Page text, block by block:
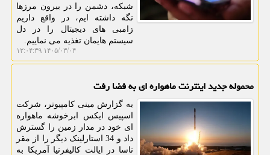
شبکه، دشمن را در بیرون مرزها
نگه داشته ایم، در واقع داریم
زامبی های دیجیتال را در دل
سیستم هایمان تغذیه می نماییم.
۱۴۰۵/۰۳/۰۴ ۱۲:۰۴:۳۹
محموله جدید اینترنت ماهواره ای به فضا رفت
به گزارش مینی کامپیوتر، شرکت
اسپیس ایکس ابرخوشه ماهواره
ای خود در مدار زمین را گسترش
داد و 34 استارلینک دیگر را از مقر
ناسا در ایالت کالیفرنیا آمریکا به